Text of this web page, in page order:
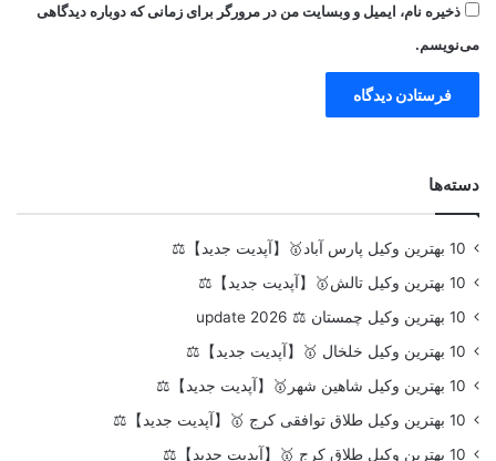
ذخیره نام، ایمیل و وبسایت من در مرورگر برای زمانی که دوباره دیدگاهی
می‌نویسم.
دسته‌ها
10 بهترین وکیل پارس آباد🥇【آپدیت جدید】⚖️
10 بهترین وکیل تالش🥇【آپدیت جدید】⚖️
10 بهترین وکیل چمستان ⚖️ update 2026
10 بهترین وکیل خلخال 🥇【آپدیت جدید】⚖️
10 بهترین وکیل شاهین شهر🥇【آپدیت جدید】⚖️
10 بهترین وکیل طلاق توافقی کرج 🥇【آپدیت جدید】⚖️
10 بهترین وکیل طلاق کرج 🥇【آپدیت جدید】⚖️